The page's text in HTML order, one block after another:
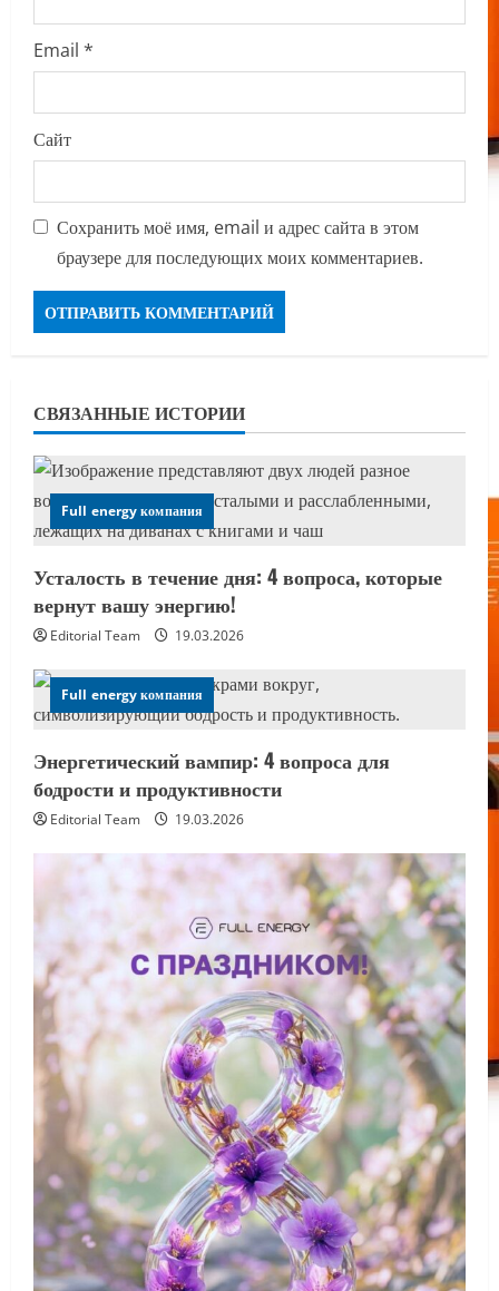
Email *
Сайт
Сохранить моё имя, email и адрес сайта в этом
браузере для последующих моих комментариев.
СВЯЗАННЫЕ ИСТОРИИ
Full energy компания
Усталость в течение дня: 4 вопроса, которые
вернут вашу энергию!
Editorial Team 19.03.2026
Full energy компания
Энергетический вампир: 4 вопроса для
бодрости и продуктивности
Editorial Team 19.03.2026